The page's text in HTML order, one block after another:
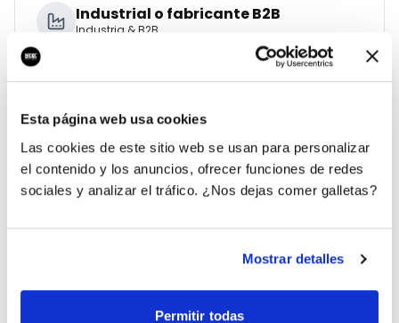
Esta página web usa cookies
Las cookies de este sitio web se usan para personalizar
el contenido y los anuncios, ofrecer funciones de redes
sociales y analizar el tráfico. ¿Nos dejas comer galletas?
Mostrar detalles
Permitir todas
Industrial o fabricante B2B
Industria & B2B
Contactos industriales cualificados todo el año.
Franquicia o cadena
Franquicias & Retail
Escala franquicias con un sistema único.